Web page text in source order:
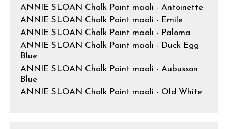
ANNIE SLOAN Chalk Paint maali - Antoinette
ANNIE SLOAN Chalk Paint maali - Emile
ANNIE SLOAN Chalk Paint maali - Paloma
ANNIE SLOAN Chalk Paint maali - Duck Egg
Blue
ANNIE SLOAN Chalk Paint maali - Aubusson
Blue
ANNIE SLOAN Chalk Paint maali - Old White